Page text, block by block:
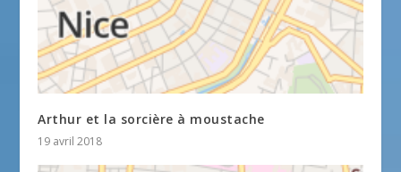
Arthur et la sorcière à moustache
19 avril 2018